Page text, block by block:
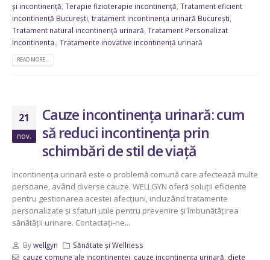
și incontinență, Terapie fizioterapie incontinență, Tratament eficient
incontinență București, tratament incontinența urinară București,
Tratament natural incontinență urinară, Tratament Personalizat
Incontinenta., Tratamente inovative incontinență urinară
READ MORE...
21
nov.
Cauze incontinența urinară: cum
să reduci incontinența prin
schimbări de stil de viață
Incontinența urinară este o problemă comună care afectează multe
persoane, având diverse cauze. WELLGYN oferă soluții eficiente
pentru gestionarea acestei afecțiuni, incluzând tratamente
personalizate și sfaturi utile pentru prevenire și îmbunătățirea
sănătății urinare. Contactați-ne...
Bywellgyn
Sănătate și Wellness
cauze comune ale incontinenței cauze incontinența urinară diete